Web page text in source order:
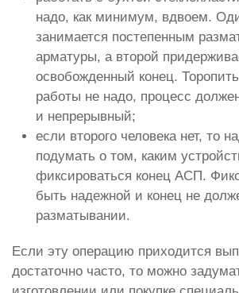
надо, как минимум, вдвоем.
занимается постепенным
арматуры, а второй
освобожденный конец.
работы не надо, процесс
и непрерывный;
если второго человека нет, то
подумать о том, каким
фиксироваться конец АСП.
быть надежной и конец не
разматывании.
Если эту операцию приходится
достаточно часто, то можно